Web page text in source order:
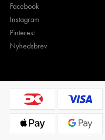
Facebook
Instagram
Pinterest
Nyhedsbrev